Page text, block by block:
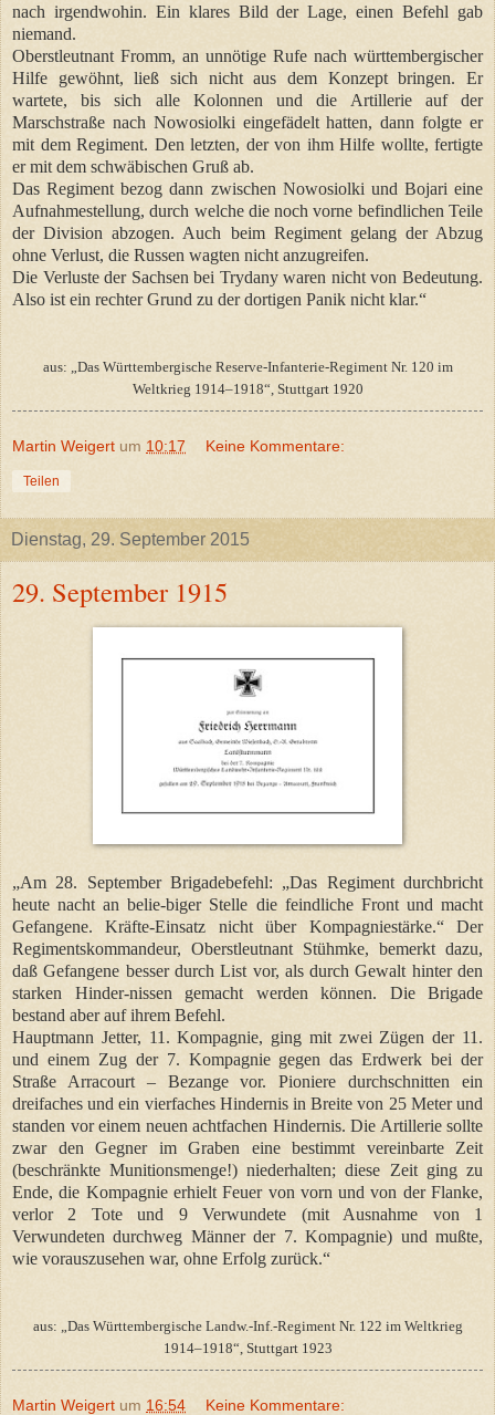
nach irgendwohin. Ein klares Bild der Lage, einen Befehl gab
niemand.
Oberstleutnant Fromm, an unnötige Rufe nach württembergischer
Hilfe gewöhnt, ließ sich nicht aus dem Konzept bringen. Er
wartete, bis sich alle Kolonnen und die Artillerie auf der
Marschstraße nach Nowosiolki eingefädelt hatten, dann folgte er
mit dem Regiment. Den letzten, der von ihm Hilfe wollte, fertigte
er mit dem schwäbischen Gruß ab.
Das Regiment bezog dann zwischen Nowosiolki und Bojari eine
Aufnahmestellung, durch welche die noch vorne befindlichen Teile
der Division abzogen. Auch beim Regiment gelang der Abzug
ohne Verlust, die Russen wagten nicht anzugreifen.
Die Verluste der Sachsen bei Trydany waren nicht von Bedeutung.
Also ist ein rechter Grund zu der dortigen Panik nicht klar.“
aus: „Das Württembergische Reserve-Infanterie-Regiment Nr. 120 im
Weltkrieg 1914–1918“, Stuttgart 1920
Martin Weigert um 10:17 Keine Kommentare:
Teilen
Dienstag, 29. September 2015
29. September 1915
„Am 28. September Brigadebefehl: „Das Regiment durchbricht
heute nacht an belie-biger Stelle die feindliche Front und macht
Gefangene. Kräfte-Einsatz nicht über Kompagniestärke.“ Der
Regimentskommandeur, Oberstleutnant Stühmke, bemerkt dazu,
daß Gefangene besser durch List vor, als durch Gewalt hinter den
starken Hinder-nissen gemacht werden können. Die Brigade
bestand aber auf ihrem Befehl.
Hauptmann Jetter, 11. Kompagnie, ging mit zwei Zügen der 11.
und einem Zug der 7. Kompagnie gegen das Erdwerk bei der
Straße Arracourt – Bezange vor. Pioniere durchschnitten ein
dreifaches und ein vierfaches Hindernis in Breite von 25 Meter und
standen vor einem neuen achtfachen Hindernis. Die Artillerie sollte
zwar den Gegner im Graben eine bestimmt vereinbarte Zeit
(beschränkte Munitionsmenge!) niederhalten; diese Zeit ging zu
Ende, die Kompagnie erhielt Feuer von vorn und von der Flanke,
verlor 2 Tote und 9 Verwundete (mit Ausnahme von 1
Verwundeten durchweg Männer der 7. Kompagnie) und mußte,
wie vorauszusehen war, ohne Erfolg zurück.“
aus: „Das Württembergische Landw.-Inf.-Regiment Nr. 122 im Weltkrieg
1914–1918“, Stuttgart 1923
Martin Weigert um 16:54 Keine Kommentare: